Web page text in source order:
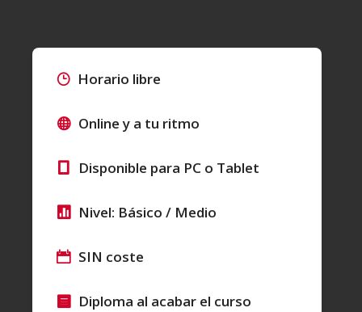
Horario libre
Online y a tu ritmo
Disponible para PC o Tablet
Nivel: Básico / Medio
SIN coste
Diploma al acabar el curso